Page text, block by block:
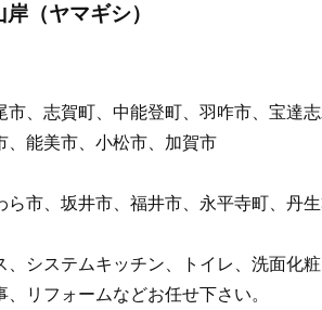
（ヤマギシ）
市、志賀町、中能登町、羽咋市、宝達
、能美市、小松市、加賀市
ら市、坂井市、福井市、永平寺町、丹
、システムキッチン、トイレ、洗面化
、リフォームなどお任せ下さい。